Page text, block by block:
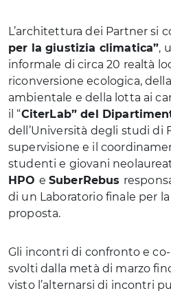
L’architettura dei Partner si
per la giustizia climatica”,
informale di circa 20 realtà
riconversione ecologica,
ambientale e della lotta ai
il “CiterLab” del
dell’Università degli studi di
supervisione e il
studenti e giovani
HPO e SuberRebus
di un Laboratorio finale per
proposta.
Gli incontri di confronto e
svolti dalla metà di marzo
visto l’alternarsi di incontri